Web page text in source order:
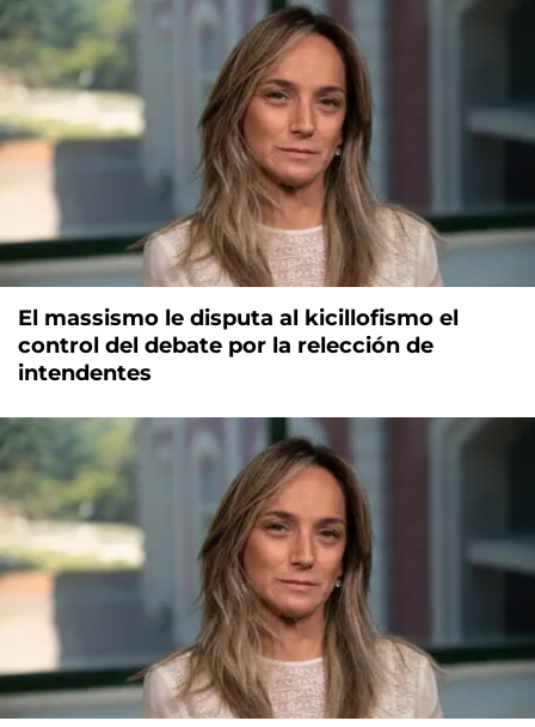
El massismo le disputa al kicillofismo el
control del debate por la relección de
intendentes